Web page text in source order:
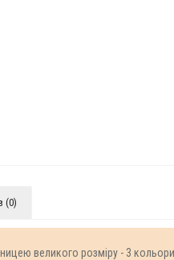
(0)
великого розміру - 3